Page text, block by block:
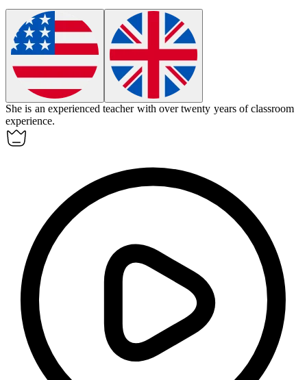
She is an experienced teacher with over twenty years of classroom
experience.